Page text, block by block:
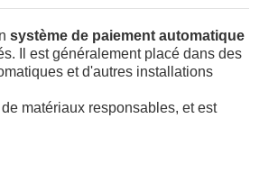
système de paiement automatique
Il est généralement placé dans des
et d'autres installations
matériaux responsables, et est